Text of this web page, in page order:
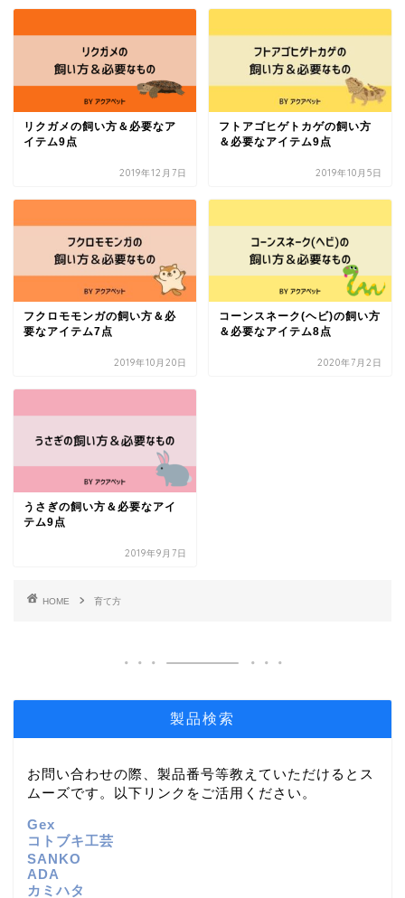
リクガメの飼い方＆必要なア
イテム9点
2019年12月7日
フトアゴヒゲトカゲの飼い方
＆必要なアイテム9点
2019年10月5日
フクロモモンガの飼い方＆必
要なアイテム7点
2019年10月20日
コーンスネーク(ヘビ)の飼い方
＆必要なアイテム8点
2020年7月2日
うさぎの飼い方＆必要なアイ
テム9点
2019年9月7日
HOME 育て方
製品検索
お問い合わせの際、製品番号等教えていただけるとス
ムーズです。以下リンクをご活用ください。
Gex
コトブキ工芸
SANKO
ADA
カミハタ